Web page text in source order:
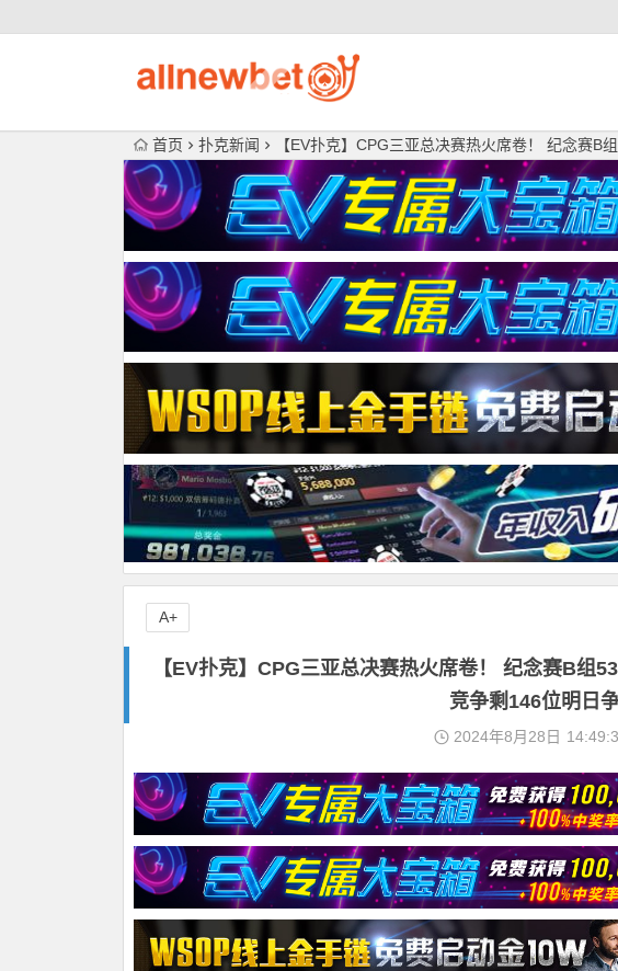
首页 扑克新闻 【EV扑克】CPG三亚总决赛热火席卷！ 纪念赛B
【EV扑克】CPG三亚总决赛热火席卷！ 纪念赛B组
竞争剩146位明日争
2024年8月28日
A+